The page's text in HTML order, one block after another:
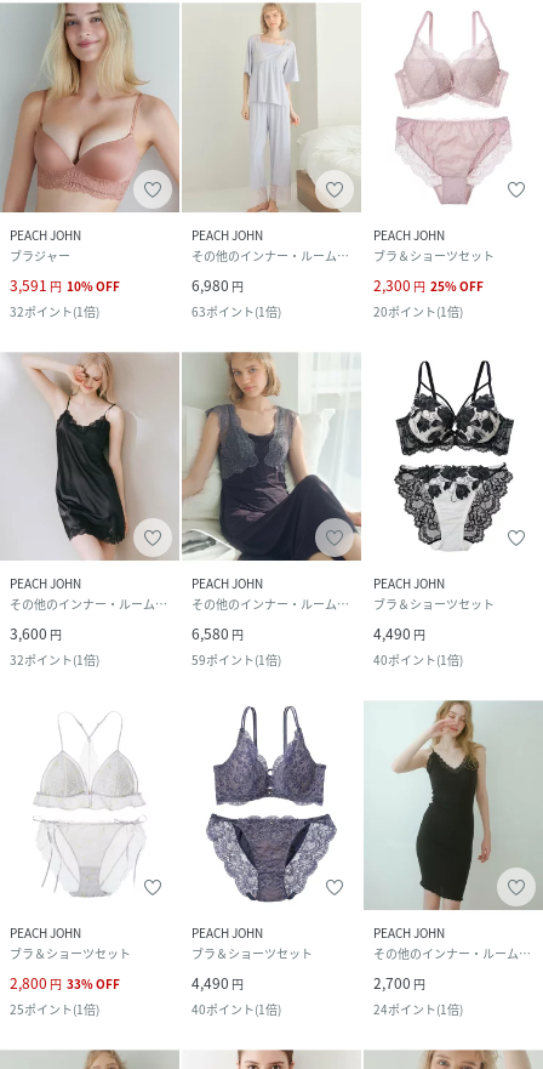
PEACH JOHN
ブラジャー
3,591 円 10%OFF
32ポイント(1倍)
PEACH JOHN
その他のインナー・ルームウェア
6,980 円
63ポイント(1倍)
PEACH JOHN
ブラ＆ショーツセット
2,300 円 25%OFF
20ポイント(1倍)
PEACH JOHN
その他のインナー・ルームウェア
3,600 円
32ポイント(1倍)
PEACH JOHN
その他のインナー・ルームウェア
6,580 円
59ポイント(1倍)
PEACH JOHN
ブラ＆ショーツセット
4,490 円
40ポイント(1倍)
PEACH JOHN
ブラ＆ショーツセット
2,800 円 33%OFF
25ポイント(1倍)
PEACH JOHN
ブラ＆ショーツセット
4,490 円
40ポイント(1倍)
PEACH JOHN
その他のインナー・ルームウェア
2,700 円
24ポイント(1倍)